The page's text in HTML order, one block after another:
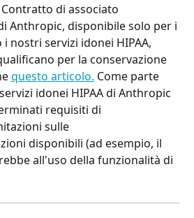
di associato
Anthropic, disponibile solo per i
nostri servizi idonei HIPAA,
per la conservazione
questo articolo. Come parte
idonei HIPAA di Anthropic
requisiti di
sulle
disponibili (ad esempio, il
all'uso della funzionalità di